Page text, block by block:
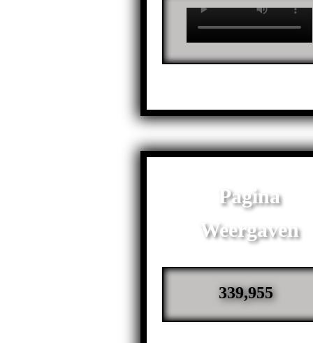
Pagina
Weergaven
339,955